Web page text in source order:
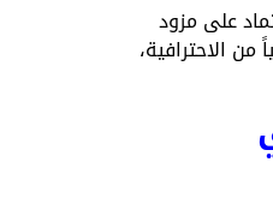
على مزود
الاحترافية،